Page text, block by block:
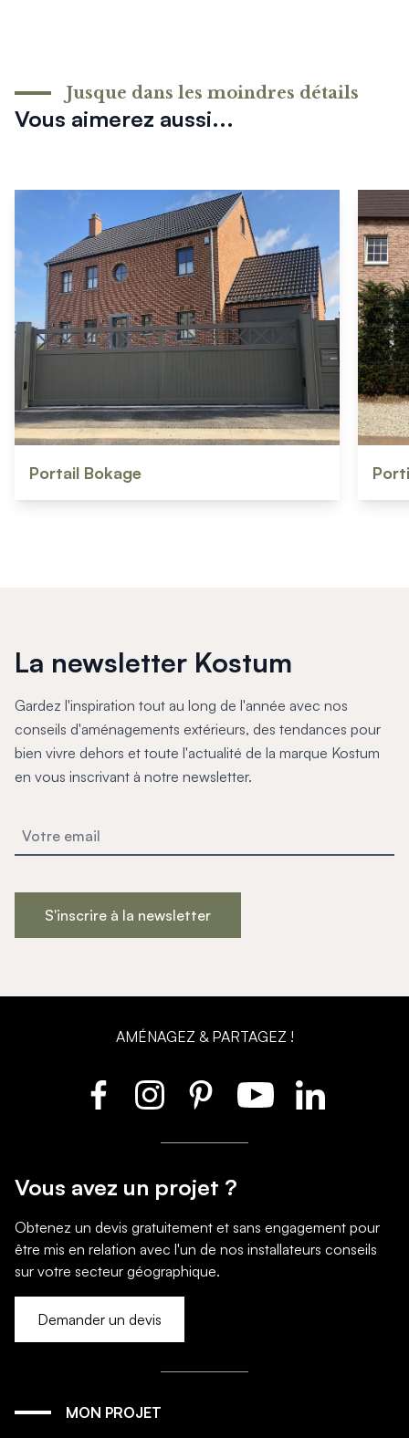
Vous aimerez aussi...
Jusque dans les moindres détails
Portail Bokage
La newsletter Kostum
Gardez l'inspiration tout au long de l'année avec nos
conseils d'aménagements extérieurs, des tendances pour
bien vivre dehors et toute l'actualité de la marque Kostum
en vous inscrivant à notre newsletter.
S'inscrire à la newsletter
AMÉNAGEZ & PARTAGEZ !
Vous avez un projet ?
Obtenez un devis gratuitement et sans engagement pour
être mis en relation avec l'un de nos installateurs conseils
sur votre secteur géographique.
Demander un devis
MON PROJET